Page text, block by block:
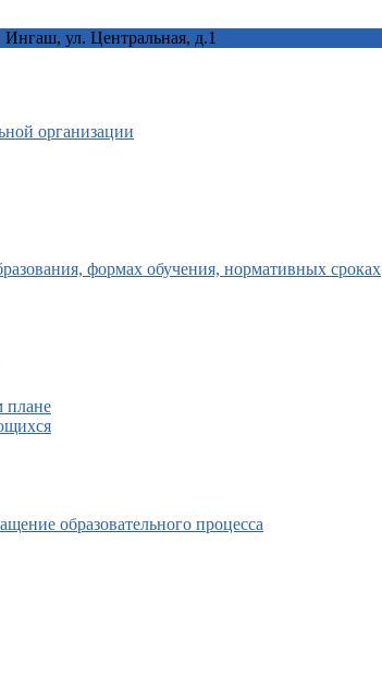
ул. Центральная, д.1
организации
формах обучения, нормативных сроках
плане
образовательного процесса